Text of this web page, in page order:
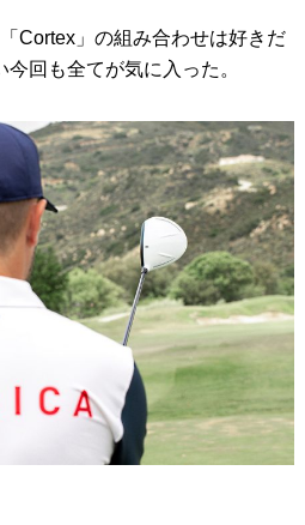
Cortex」の組み合わせは好きだ
回も全てが気に入った。